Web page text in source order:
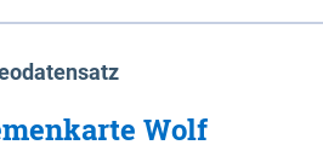
Art erhält die Eigenschaft
Wolf